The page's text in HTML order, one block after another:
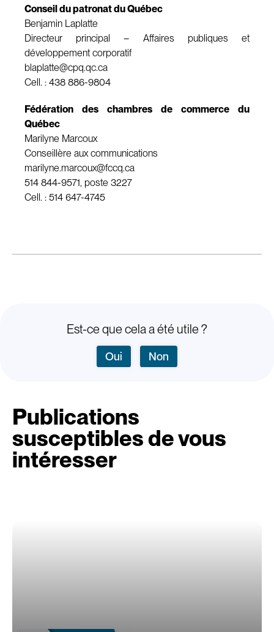
Conseil du patronat du Québec
Benjamin Laplatte
Directeur principal – Affaires publiques et
développement corporatif
blaplatte@cpq.qc.ca
Cell. : 438 886-9804
Fédération des chambres de commerce du
Québec
Marilyne Marcoux
Conseillère aux communications
marilyne.marcoux@fccq.ca
514 844-9571, poste 3227
Cell. : 514 647-4745
Est-ce que cela a été utile ?
Oui Non
Publications
susceptibles de vous
intéresser